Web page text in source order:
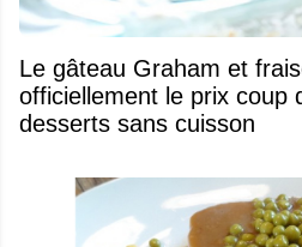
Le gâteau Graham et fraises se mérite
officiellement le prix coup
desserts sans cuisson